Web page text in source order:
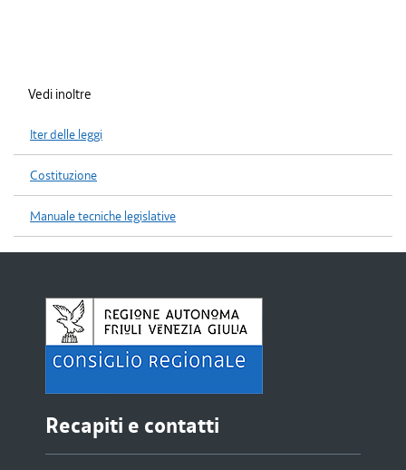
Vedi inoltre
Iter delle leggi
Costituzione
Manuale tecniche legislative
Recapiti e contatti